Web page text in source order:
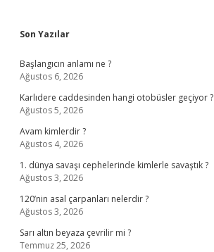
Sidebar
Son Yazılar
Başlangıcın anlamı ne ?
Ağustos 6, 2026
Karlıdere caddesinden hangi otobüsler geçiyor ?
Ağustos 5, 2026
Avam kimlerdir ?
Ağustos 4, 2026
1. dünya savaşı cephelerinde kimlerle savaştık ?
Ağustos 3, 2026
120’nin asal çarpanları nelerdir ?
Ağustos 3, 2026
Sarı altın beyaza çevrilir mi ?
Temmuz 25, 2026